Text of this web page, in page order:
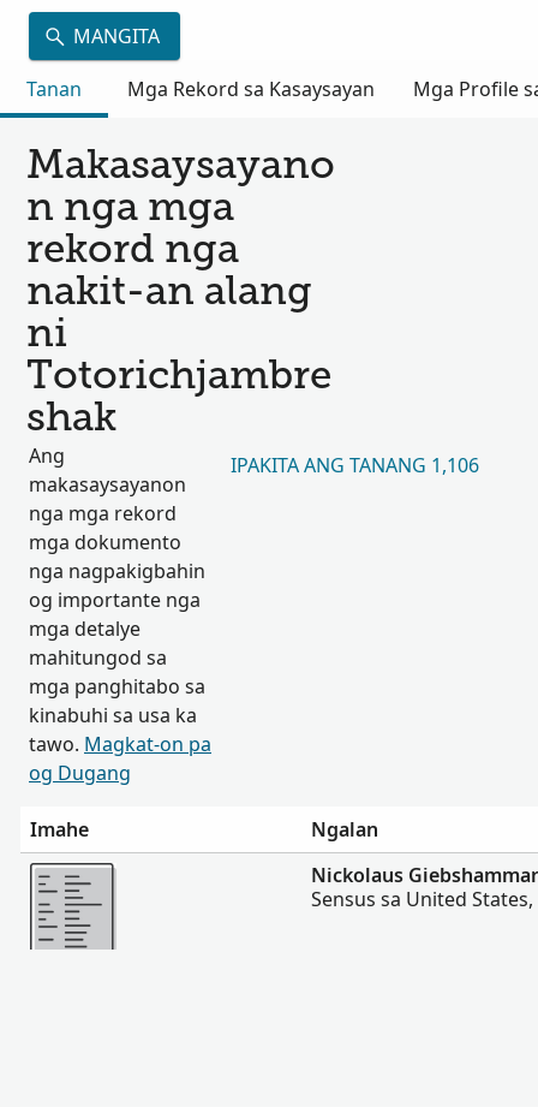
MANGITA
Tanan
Mga Rekord sa Kasaysayan Mga Profile
Makasaysayano
n nga mga
rekord nga
nakit-an alang
ni
Totorichjambre
shak
Ang
makasaysayanon
nga mga rekord
mga dokumento
nga nagpakigbahin
og importante nga
mga detalye
mahitungod sa
mga panghitabo sa
kinabuhi sa usa ka
tawo. Magkat-on pa
og Dugang
IPAKITA ANG TANANG 1,106
Imahe
Ngalan
Dugang pa
Nickolaus Giebshammar
Sensus sa United States,